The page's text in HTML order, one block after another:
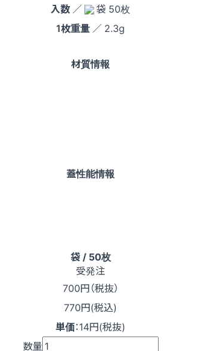
入数 ／
袋 50枚
1枚重量 ／ 2.3g
材質情報
蓋性能情報
袋 / 50枚
受発注
700円（税抜）
770円(税込)
単価：14円(税抜)
数量